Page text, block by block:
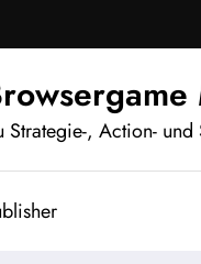
Strategie-, Action- und